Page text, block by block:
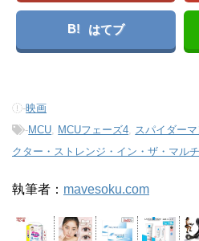
B! はてブ
-映画
-MCU MCUフェーズ4 スパイダー
クター・ストレンジ・イン・ザ・マル
執筆者： mavesoku.com